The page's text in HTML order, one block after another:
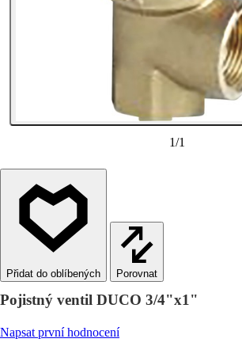
1/1
Porovnat
Pojistný ventil DUCO 3/4"x1"
Napsat první hodnocení